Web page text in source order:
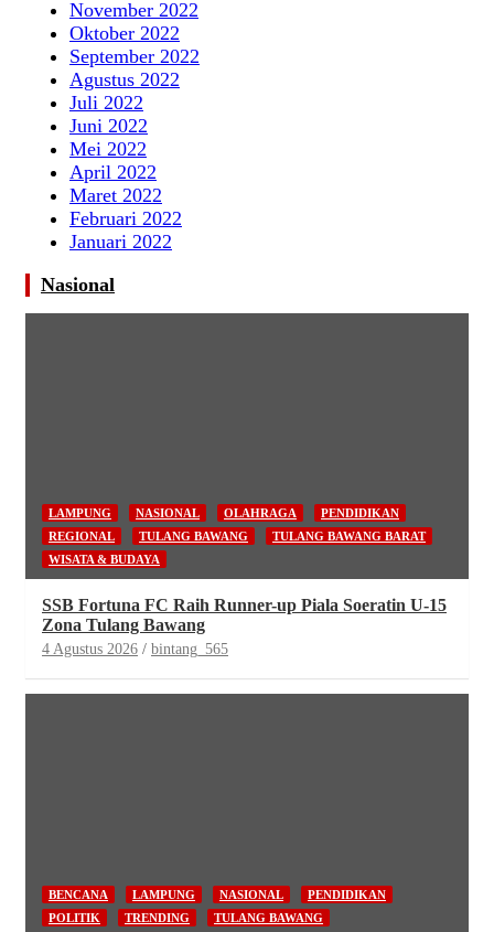
November 2022
Oktober 2022
September 2022
Agustus 2022
Juli 2022
Juni 2022
Mei 2022
April 2022
Maret 2022
Februari 2022
Januari 2022
Nasional
LAMPUNG NASIONAL OLAHRAGA
PENDIDIKAN
REGIONAL
TULANG BAWANG
TULANG BAWANG BARAT
WISATA & BUDAYA
SSB Fortuna FC Raih Runner-up Piala Soeratin U-15
Zona Tulang Bawang
4 Agustus 2026 bintang_565
BENCANA LAMPUNG NASIONAL
PENDIDIKAN
POLITIK
TRENDING
TULANG BAWANG